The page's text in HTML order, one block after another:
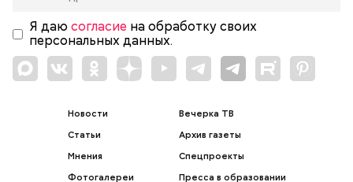
Я даю согласие на обработку своих
персональных данных.
Новости
Статьи
Мнения
Фотогалереи
Вечерка ТВ
Архив газеты
Спецпроекты
Пресса в образовании